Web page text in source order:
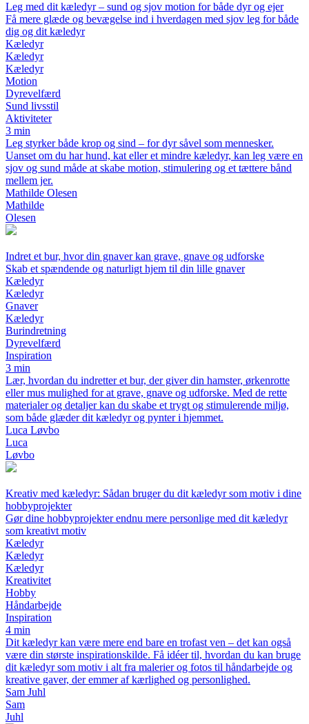
Leg med dit kæledyr – sund og sjov motion for både dyr og ejer
Få mere glæde og bevægelse ind i hverdagen med sjov leg for både
dig og dit kæledyr
Kæledyr
Kæledyr
Kæledyr
Motion
Dyrevelfærd
Sund livsstil
Aktiviteter
3 min
Leg styrker både krop og sind – for dyr såvel som mennesker.
Uanset om du har hund, kat eller et mindre kæledyr, kan leg være en
sjov og sund måde at skabe motion, stimulering og et tættere bånd
mellem jer.
Mathilde Olesen
Mathilde
Olesen
Indret et bur, hvor din gnaver kan grave, gnave og udforske
Skab et spændende og naturligt hjem til din lille gnaver
Kæledyr
Kæledyr
Gnaver
Kæledyr
Burindretning
Dyrevelfærd
Inspiration
3 min
Lær, hvordan du indretter et bur, der giver din hamster, ørkenrotte
eller mus mulighed for at grave, gnave og udforske. Med de rette
materialer og detaljer kan du skabe et trygt og stimulerende miljø,
som både glæder dit kæledyr og pynter i hjemmet.
Luca Løvbo
Luca
Løvbo
Kreativ med kæledyr: Sådan bruger du dit kæledyr som motiv i dine
hobbyprojekter
Gør dine hobbyprojekter endnu mere personlige med dit kæledyr
som kreativt motiv
Kæledyr
Kæledyr
Kæledyr
Kreativitet
Hobby
Håndarbejde
Inspiration
4 min
Dit kæledyr kan være mere end bare en trofast ven – det kan også
være din største inspirationskilde. Få idéer til, hvordan du kan bruge
dit kæledyr som motiv i alt fra malerier og fotos til håndarbejde og
kreative gaver, der emmer af kærlighed og personlighed.
Sam Juhl
Sam
Juhl